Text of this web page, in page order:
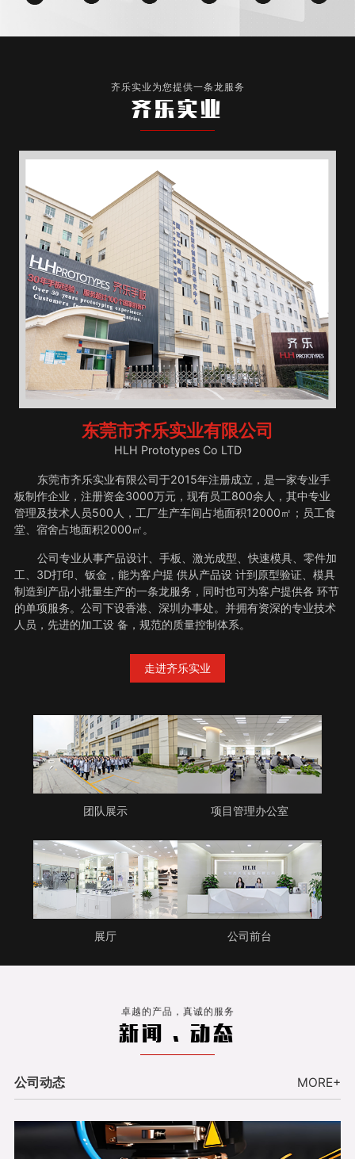
齐乐实业为您提供一条龙服务
齐乐实业
东莞市齐乐实业有限公司
HLH Prototypes Co LTD
东莞市齐乐实业有限公司于2015年注册成立，是一家专业手
板制作企业，注册资金3000万元，现有员工800余人，其中专业
管理及技术人员500人，工厂生产车间占地面积12000㎡；员工食
堂、宿舍占地面积2000㎡。
公司专业从事产品设计、手板、激光成型、快速模具、零件加
工、3D打印、钣金，能为客户提 供从产品设 计到原型验证、模具
制造到产品小批量生产的一条龙服务，同时也可为客户提供各 环节
的单项服务。公司下设香港、深圳办事处。并拥有资深的专业技术
人员，先进的加工设 备，规范的质量控制体系。
走进齐乐实业
团队展示 项目管理办公室
展厅 公司前台
卓越的产品，真诚的服务
新闻 . 动态
公司动态 MORE+